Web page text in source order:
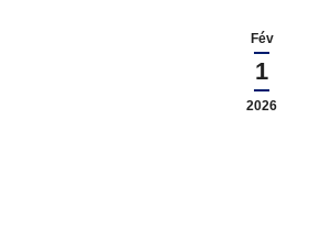
Fév
1
2026